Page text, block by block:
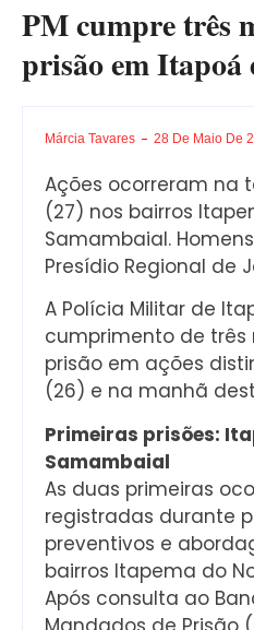
PM cumpre três
prisão em Itapoá
Márcia Tavares 28 De Maio De
Ações ocorreram na
(27) nos bairros
Samambaial.
Presídio Regional de
A Polícia Militar de
cumprimento de
prisão em ações
(26) e na manhã
Primeiras prisões:
Samambaial
As duas primeiras
registradas durante
preventivos e
bairros Itapema do
Após consulta ao